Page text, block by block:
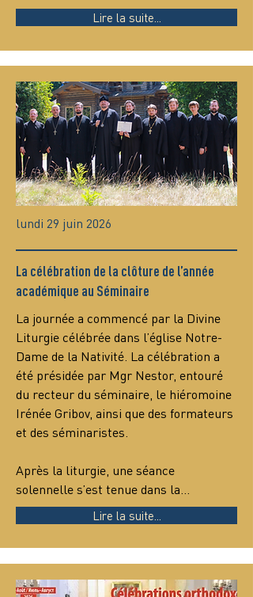
Lire la suite...
lundi 29 juin 2026
La célébration de la clôture de l’année
académique au Séminaire
La journée a commencé par la Divine
Liturgie célébrée dans l’église Notre-
Dame de la Nativité. La célébration a
été présidée par Mgr Nestor, entouré
du recteur du séminaire, le hiéromoine
Irénée Gribov, ainsi que des formateurs
et des séminaristes.
Après la liturgie, une séance
solennelle s’est tenue dans la…
Lire la suite...